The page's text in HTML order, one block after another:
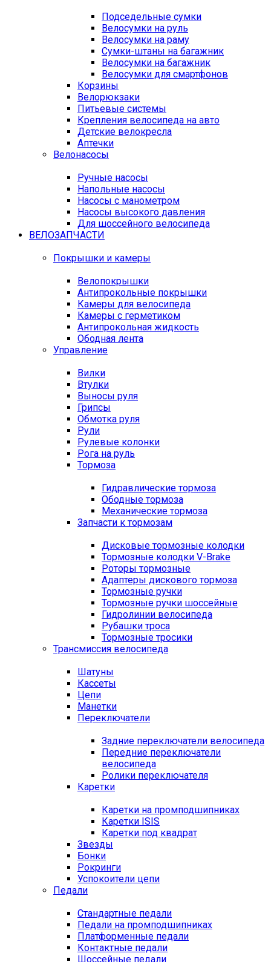
Подседельные сумки
Велосумки на руль
Велосумки на раму
Сумки-штаны на багажник
Велосумки на багажник
Велосумки для смартфонов
Корзины
Велорюкзаки
Питьевые системы
Крепления велосипеда на авто
Детские велокресла
Аптечки
Велонасосы
Ручные насосы
Напольные насосы
Насосы с манометром
Насосы высокого давления
Для шоссейного велосипеда
ВЕЛОЗАПЧАСТИ
Покрышки и камеры
Велопокрышки
Антипрокольные покрышки
Камеры для велосипеда
Камеры с герметиком
Антипрокольная жидкость
Ободная лента
Управление
Вилки
Втулки
Выносы руля
Грипсы
Обмотка руля
Рули
Рулевые колонки
Рога на руль
Тормоза
Гидравлические тормоза
Ободные тормоза
Механические тормоза
Запчасти к тормозам
Дисковые тормозные колодки
Тормозные колодки V-Brake
Роторы тормозные
Адаптеры дискового тормоза
Тормозные ручки
Тормозные ручки шоссейные
Гидролинии велосипеда
Рубашки троса
Тормозные тросики
Трансмиссия велосипеда
Шатуны
Кассеты
Цепи
Манетки
Переключатели
Задние переключатели велосипеда
Передние переключатели
велосипеда
Ролики переключателя
Каретки
Каретки на промподшипниках
Каретки ISIS
Каретки под квадрат
Звезды
Бонки
Рокринги
Успокоители цепи
Педали
Стандартные педали
Педали на промподшипниках
Платформенные педали
Контактные педали
Шоссейные педали